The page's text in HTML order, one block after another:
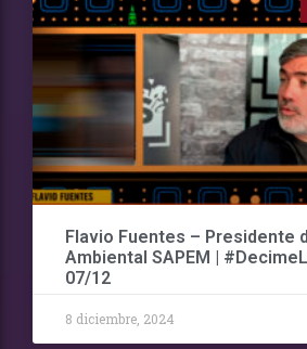
Flavio Fuentes – Presidente
Ambiental SAPEM |
07/12
8 diciembre, 2024